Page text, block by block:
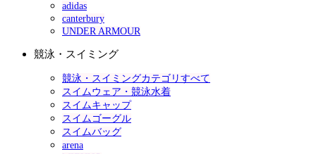
adidas
canterbury
UNDER ARMOUR
競泳・スイミング
競泳・スイミングカテゴリすべて
スイムウェア・競泳水着
スイムキャップ
スイムゴーグル
スイムバッグ
arena